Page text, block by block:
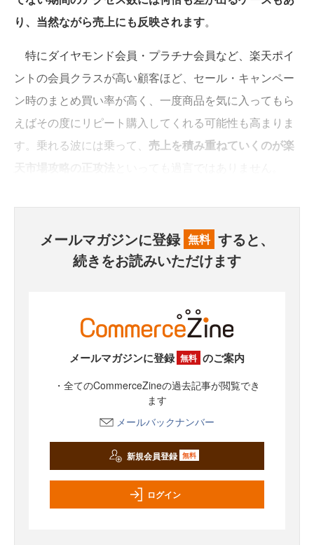
り、当然ながら売上にも反映されます。
特にダイヤモンド会員・プラチナ会員など、楽天ポイ
ントの会員クラスが高い顧客ほど、セール・キャンペー
ン時のまとめ買い率が高く、一度商品を気に入ってもら
えばその度にリピート購入してくれる可能性も高まりま
す。乗れる波には乗って、 売上を積み重ねていくのが楽
メールマガジンに登録 無料 すると、
続きをお読みいただけます
メールマガジンに登録 無料 のご案内
・全てのCommerceZineの過去記事が閲覧でき
ます
メールバックナンバー
新規会員登録 無料
ログイン